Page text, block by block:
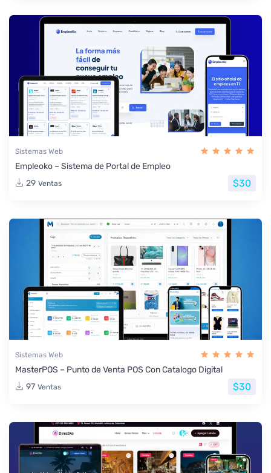
Sistemas Web
Empleoko – Sistema de Portal de Empleo
29 Ventas $30
Sistemas Web
MasterPOS – Punto de Venta POS Con Catalogo Digital
97 Ventas $30